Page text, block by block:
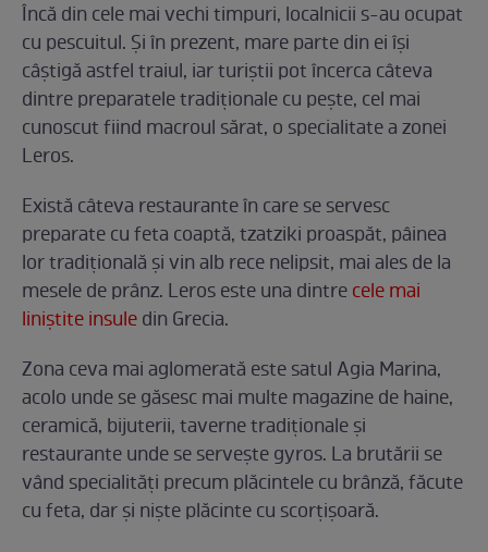
Încă din cele mai vechi timpuri, localnicii s-au ocupat
cu pescuitul. Și în prezent, mare parte din ei își
câștigă astfel traiul, iar turiștii pot încerca câteva
dintre preparatele tradiționale cu pește, cel mai
cunoscut fiind macroul sărat, o specialitate a zonei
Leros.
Există câteva restaurante în care se servesc
preparate cu feta coaptă, tzatziki proaspăt, pâinea
lor tradițională și vin alb rece nelipsit, mai ales de la
mesele de prânz. Leros este una dintrecele mai
liniștite insuledin Grecia.
Zona ceva mai aglomerată este satul Agia Marina,
acolo unde se găsesc mai multe magazine de haine,
ceramică, bijuterii, taverne tradiționale și
restaurante unde se servește gyros. La brutării se
vând specialități precum plăcintele cu brânză, făcute
cu feta, dar și niște plăcinte cu scorțișoară.